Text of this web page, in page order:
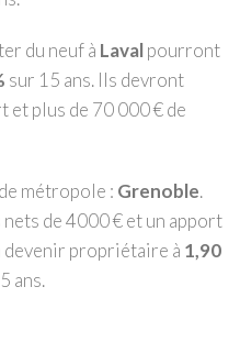
du neuf à Lavalpourront
sur 15 ans. Ils devront
plus de 70 000 € de
métropole : Grenoble.
de 4000 € et un apport
devenir propriétaire à 1,90
ans.